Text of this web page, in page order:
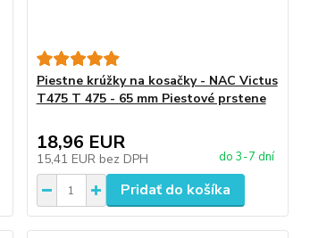
Piestne krúžky na kosačky - NAC Victus
T475 T 475 - 65 mm Piestové prstene
18,96 EUR
15,41 EUR bez DPH do 3-7 dní
Pridať do košíka